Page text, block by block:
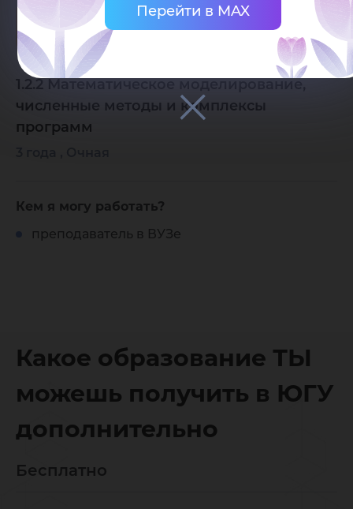
Перейти в MAX
от 100 000 ₽
1.2.2 Математическое моделирование,
численные методы и комплексы
программ
Кем я могу работать?
преподаватель в ВУЗе
Какое образование ТЫ
можешь получить в ЮГУ
дополнительно
Бесплатно